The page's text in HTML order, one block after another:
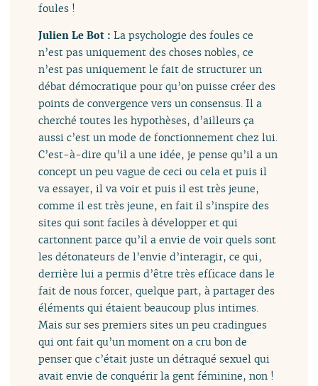
foules !
Julien Le Bot :La psychologie des foules ce
n’est pas uniquement des choses nobles, ce
n’est pas uniquement le fait de structurer un
débat démocratique pour qu’on puisse créer des
points de convergence vers un consensus. Il a
cherché toutes les hypothèses, d’ailleurs ça
aussi c’est un mode de fonctionnement chez lui.
C’est-à-dire qu’il a une idée, je pense qu’il a un
concept un peu vague de ceci ou cela et puis il
va essayer, il va voir et puis il est très jeune,
comme il est très jeune, en fait il s’inspire des
sites qui sont faciles à développer et qui
cartonnent parce qu’il a envie de voir quels sont
les détonateurs de l’envie d’interagir, ce qui,
derrière lui a permis d’être très efficace dans le
fait de nous forcer, quelque part, à partager des
éléments qui étaient beaucoup plus intimes.
Mais sur ses premiers sites un peu cradingues
qui ont fait qu’un moment on a cru bon de
penser que c’était juste un détraqué sexuel qui
avait envie de conquérir la gent féminine, non !